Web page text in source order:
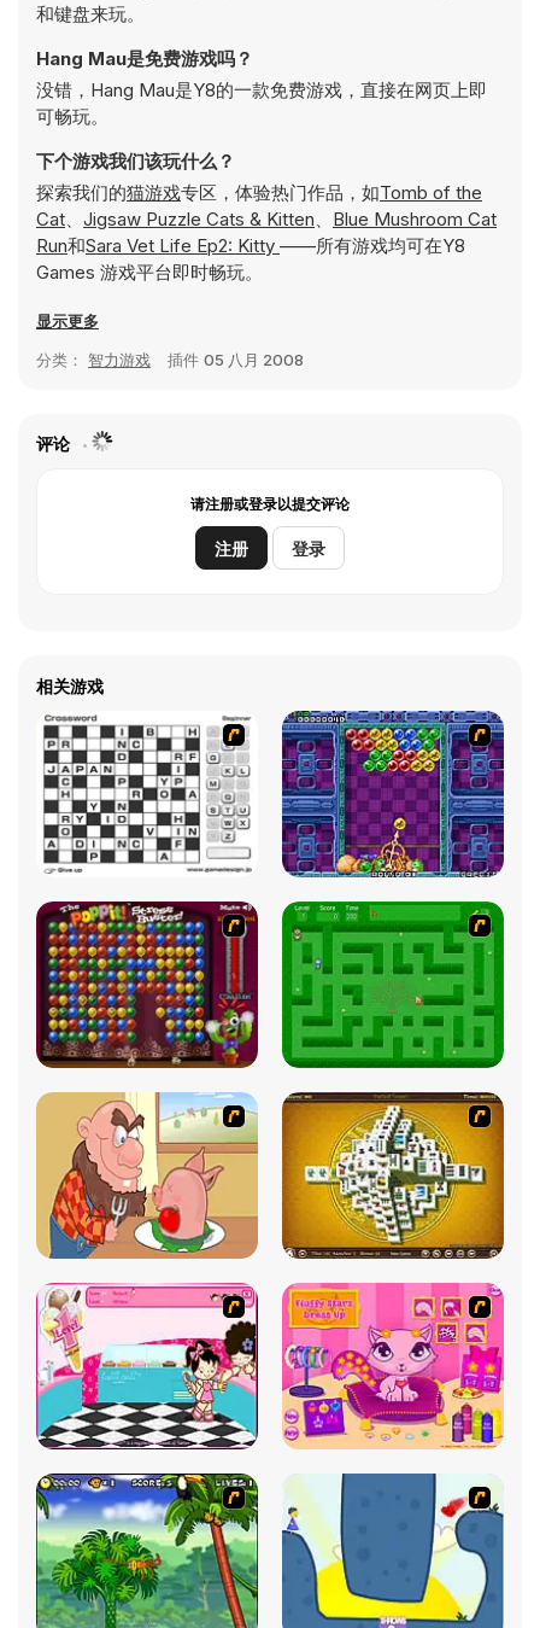
和键盘来玩。
Hang Mau是免费游戏吗？
没错，Hang Mau是Y8的一款免费游戏，直接在网页上即
可畅玩。
下个游戏我们该玩什么？
探索我们的猫游戏专区，体验热门作品，如Tomb of the
Cat、 Jigsaw Puzzle Cats & Kitten、 Blue Mushroom Cat
Run和Sara Vet Life Ep2: Kitty ——所有游戏均可在Y8
Games 游戏平台即时畅玩。
显示更多
分类： 智力游戏 插件 05 八月 2008
评论
请注册或登录以提交评论
注册 登录
相关游戏